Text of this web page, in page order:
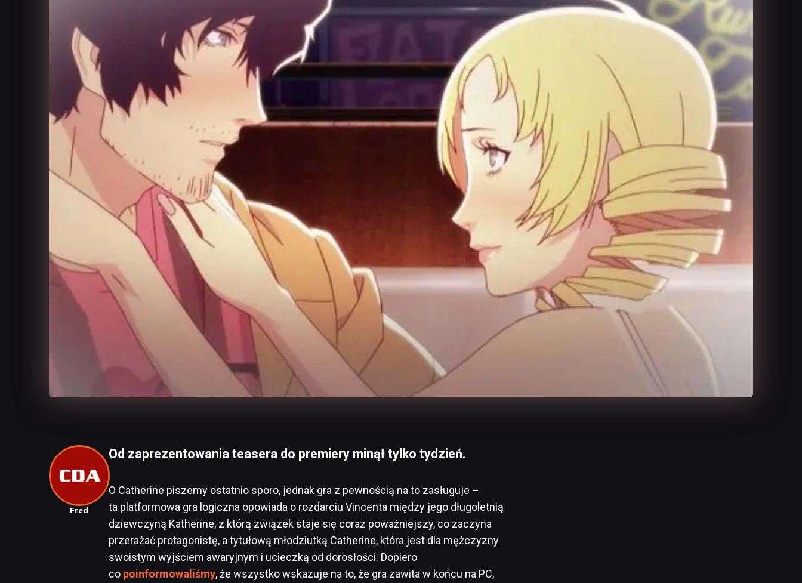
Fred
Od zaprezentowania teasera do premiery minął tylko tydzień.
O Catherine piszemy ostatnio sporo, jednak gra z pewnością na to zasługuje –
ta platformowa gra logiczna opowiada o rozdarciu Vincenta między jego długoletnią
dziewczyną Katherine, z którą związek staje się coraz poważniejszy, co zaczyna
przerażać protagonistę, a tytułową młodziutką Catherine, która jest dla mężczyzny
swoistym wyjściem awaryjnym i ucieczką od dorosłości. Dopiero
co poinformowaliśmy, że wszystko wskazuje na to, że gra zawita w końcu na PC,